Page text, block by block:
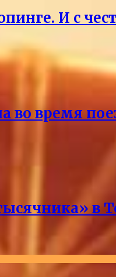
И с
во время
в